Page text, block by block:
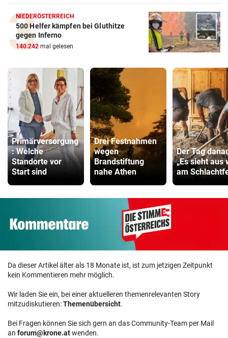
NIEDERÖSTERREICH
500 Helfer kämpfen bei Gluthitze
gegen Inferno
140.242 mal gelesen
Primärversorgung
: Welche
Standorte vor
Start sind
Drei Festnahmen
wegen
Brandstiftung
nahe Athen
Der Tag
„Es sieht aus
am
Da dieser Artikel älter als 18 Monate ist, ist zum jetzigen Zeitpunkt
kein Kommentieren mehr möglich.
Wir laden Sie ein, bei einer aktuelleren themenrelevanten Story
mitzudiskutieren:Themenübersicht.
Bei Fragen können Sie sich gern an das Community-Team per Mail
an forum@krone.atwenden.